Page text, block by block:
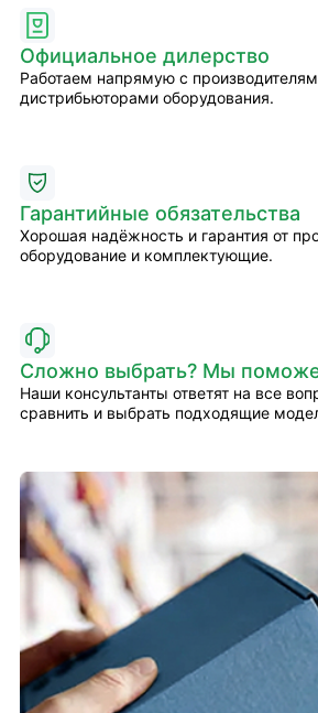
Официальное дилерство
Работаем напрямую с
дистрибьюторами оборудования.
Гарантийные обязательства
Хорошая надёжность и гарантия от
оборудование и комплектующие.
Сложно выбрать? Мы
Наши консультанты ответят на все
сравнить и выбрать подходящие